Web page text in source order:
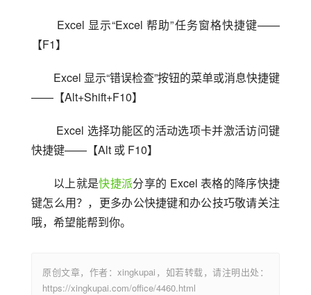
【F1】
Excel 显示“错误检查”按钮的菜单或消息快捷键
——【Alt+Shift+F10】
快捷键——【Alt 或 F10】
以上就是快捷派分享的 Excel 表格的降序快捷
键怎么用？，更多办公快捷键和办公技巧敬请关注
哦，希望能帮到你。
原创文章，作者：xingkupai，如若转载，请注明出处：
https://xingkupai.com/office/4460.html